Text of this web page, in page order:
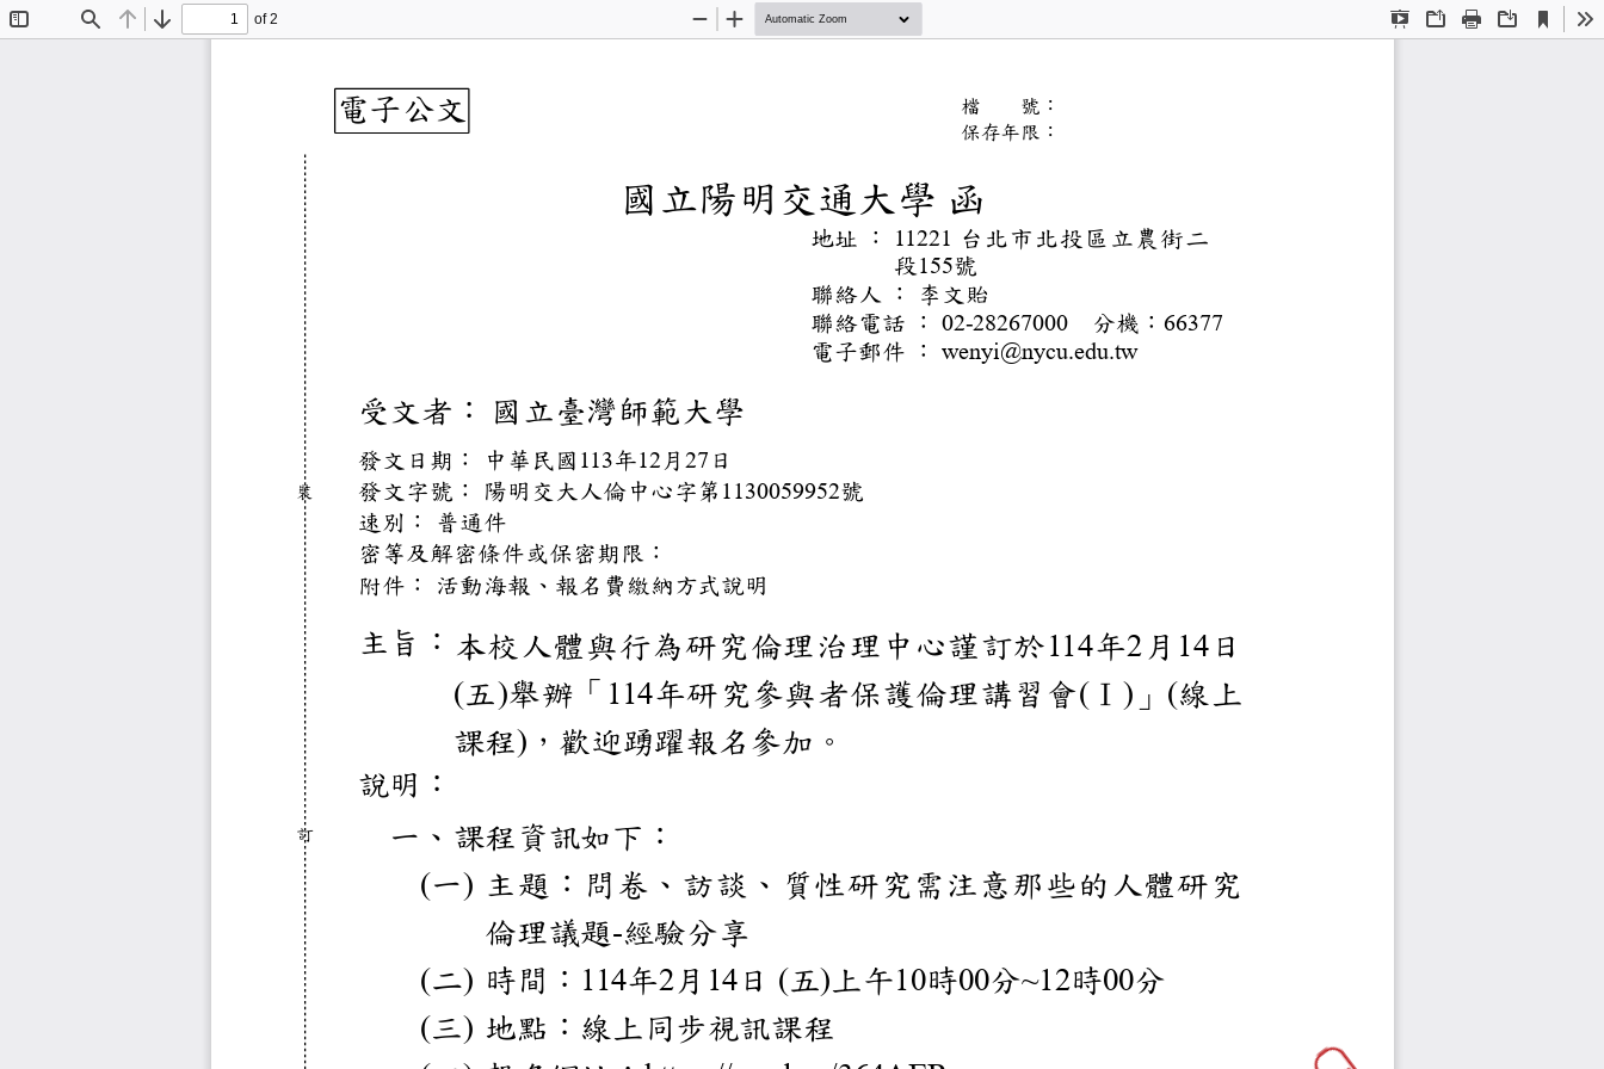
Find Previous
Next
of 2
Presentation
OpenPrint Download
Current
View
Zoom
Zoom
主旨：
說明：
國立陽明交通大學
受文者：國立臺灣師範大學
發文日期：中華民國
113
年12
月 27
日
發文字號：陽明交大人倫中心字第
1130059952
號
速別：普通件
密等及解密條件或保密期限：
附件：活動海報、報名費繳納方式說明
本校人體與行為研究倫理治理中心謹訂於
114
年2 月 14日
(五)舉辦「
114年研究參與者保護倫理講習會
( ) 」 (線上
課程
) ，歡迎踴躍報名參加。
一、
(一)
(二)
(三)
課程資訊如下：
主題：問卷、訪談、質性研究需注意那些的人體
倫理議題
-經驗分享
時間：
114
年2月 14
日 (五)上午
10時00分~12
時00分
地點：線上同步視訊課程
裝
訂
檔
號：
保存年限：
電子公文
函
地址： 11221台北市北投區立農街二
段155
號
聯絡人
：
李文貽
聯絡電話
： 02-28267000分機：
66377
電子郵件
： wenyi@nycu.edu.tw